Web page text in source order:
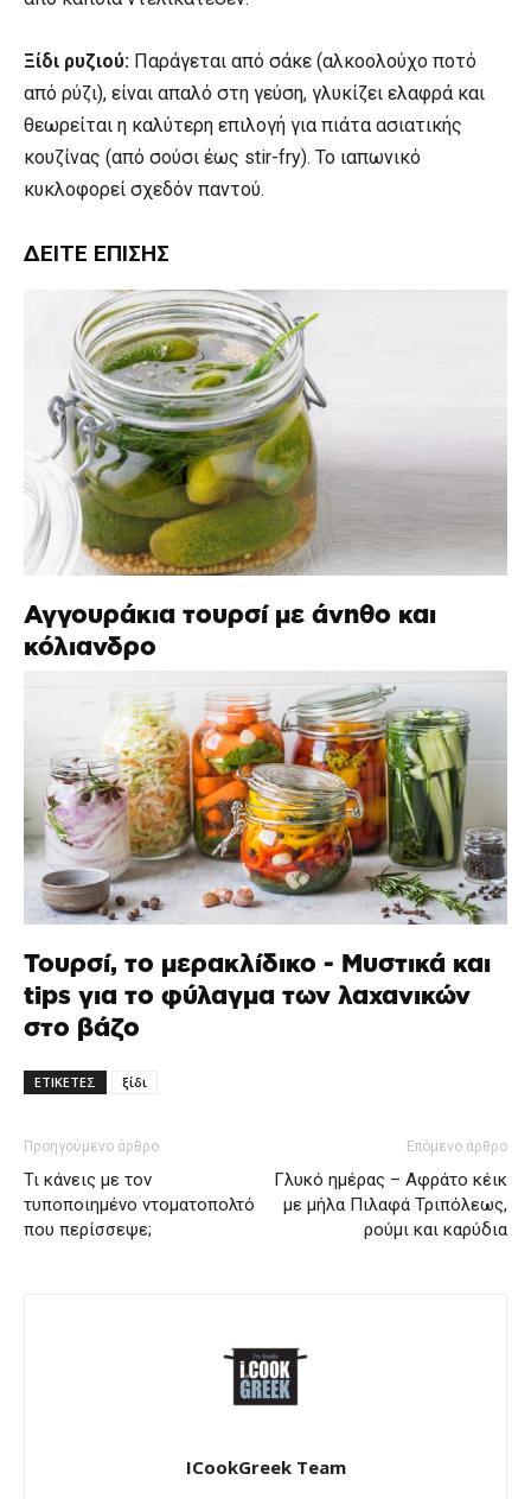
Ξίδι ρυζιού: Παράγεται από σάκε (αλκοολούχο ποτό
από ρύζι), είναι απαλό στη γεύση, γλυκίζει ελαφρά και
θεωρείται η καλύτερη επιλογή για πιάτα ασιατικής
κουζίνας (από σούσι έως stir-fry). To ιαπωνικό
κυκλοφορεί σχεδόν παντού.
ΔΕΊΤΕ ΕΠΊΣΗΣ
Αγγουράκια τουρσί με άνηθο και
κόλιανδρο
Τουρσί, το μερακλίδικο - Μυστικά και
tips για το φύλαγμα των λαχανικών
στο βάζο
ΕΤΙΚΕΤΕΣ ξίδι
Προηγούμενο άρθρο
Τι κάνεις με τον
τυποποιημένο ντοματοπολτό
που περίσσεψε;
Επόμενο άρθρο
Γλυκό ημέρας – Αφράτο κέικ
με μήλα Πιλαφά Τριπόλεως,
ρούμι και καρύδια
ICookGreek Team